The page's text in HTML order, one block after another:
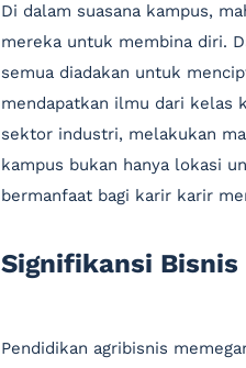
Di dalam suasana kampus,
mereka untuk membina diri.
semua diadakan untuk
mendapatkan ilmu dari kelas
sektor industri, melakukan
kampus bukan hanya lokasi
bermanfaat bagi karir karir
Signifikansi
Pendidikan agribisnis